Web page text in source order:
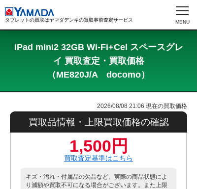
タブレットの買取はヤマダデンキの買取事前査定サービス
iPad mini2 32GB Wi-Fi+Cel スペースグレ
イ 買取査定・買取価格
（ME820J/A docomo）
2026/08/08 21:06 現在の買取価格
買取品情報・上限買取価格の確認
1,500円
買取査定基準はこちら
キズ・汚れ・付属品の欠品など、実際の商品状態によ
り減額や買取不可になる場合がございます。また上限